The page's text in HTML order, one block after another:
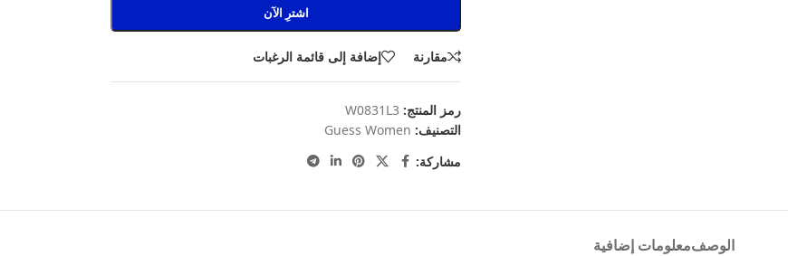
اشترِ الآن
مقارنة إضافة إلى قائمة الرغبات
رمز المنتج: W0831L3
التصنيف: Guess Women
مشاركة:
الوصفمعلومات إضافية